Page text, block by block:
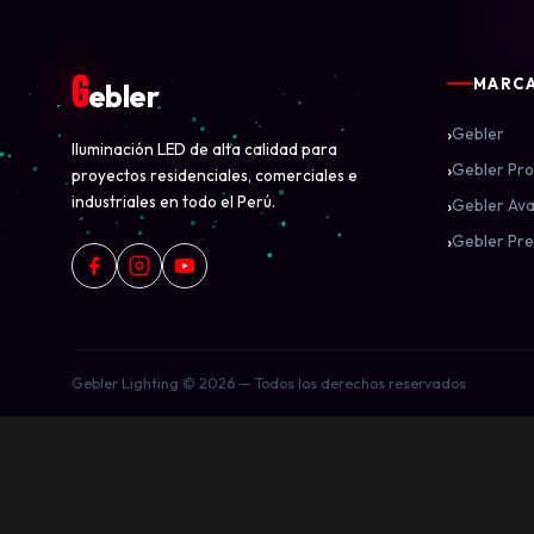
Gebler
Iluminación LED de alta calidad para
proyectos residenciales, comerciales e
industriales en todo el Perú.
›Gebler
›Gebler
›Gebler
›Gebler
Gebler Lighting © 2026 — Todos los derechos reservados